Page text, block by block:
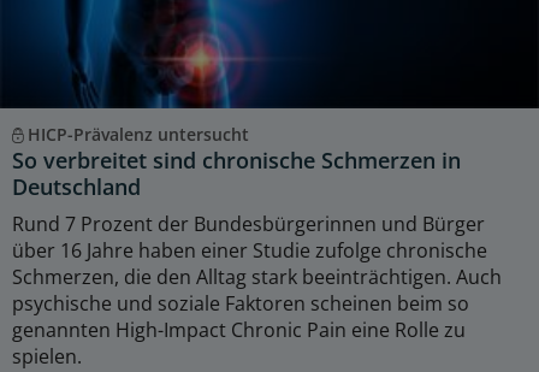
HICP-Prävalenz untersucht
So verbreitet sind chronische Schmerzen in
Deutschland
Rund 7 Prozent der Bundesbürgerinnen und Bürger
über 16 Jahre haben einer Studie zufolge chronische
Schmerzen, die den Alltag stark beeinträchtigen. Auch
psychische und soziale Faktoren scheinen beim so
genannten High-Impact Chronic Pain eine Rolle zu
spielen.